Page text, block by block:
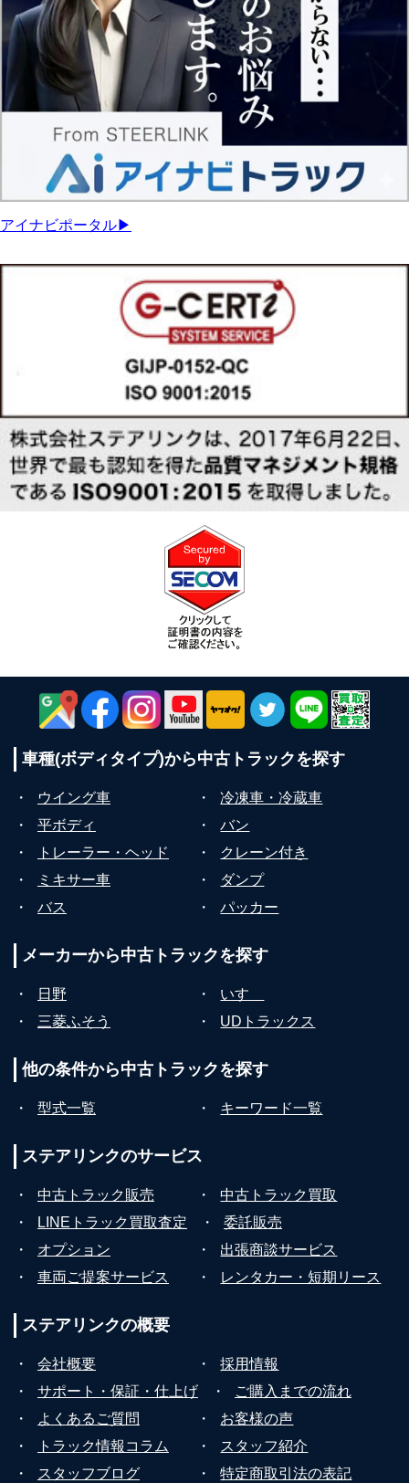
アイナビポータル▶
車種(ボディタイプ)から中古トラックを探す
・ ウイング車 ・
冷凍車・冷蔵車
・
平ボディ ・
バン
・
トレーラー・ヘッド ・
クレーン付き
・
ミキサー車 ・
ダンプ
・
バス ・ パッカー
メーカーから中古トラックを探す
・ 日野 ・
いすゞ
・
三菱ふそう ・ UDトラックス
他の条件から中古トラックを探す
・ 型式一覧 ・ キーワード一覧
ステアリンクのサービス
・ 中古トラック販売 ・
中古トラック買取
・
LINEトラック買取査定 ・
委託販売
・
オプション ・
出張商談サービス
・
車両ご提案サービス ・ レンタカー・短期リース
ステアリンクの概要
・ 会社概要 ・
採用情報
・
サポート・保証・仕上げ ・
ご購入までの流れ
・
よくあるご質問 ・
お客様の声
・
トラック情報コラム ・
スタッフ紹介
・
スタッフブログ ・ 特定商取引法の表記